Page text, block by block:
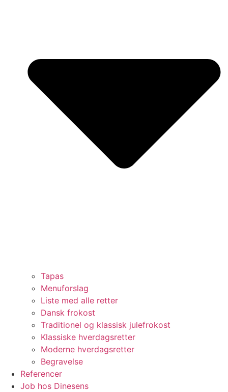
Tapas
Menuforslag
Liste med alle retter
Dansk frokost
Traditionel og klassisk julefrokost
Klassiske hverdagsretter
Moderne hverdagsretter
Begravelse
Referencer
Job hos Dinesens